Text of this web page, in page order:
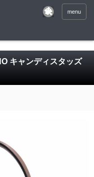
menu
キャンディスタッズ